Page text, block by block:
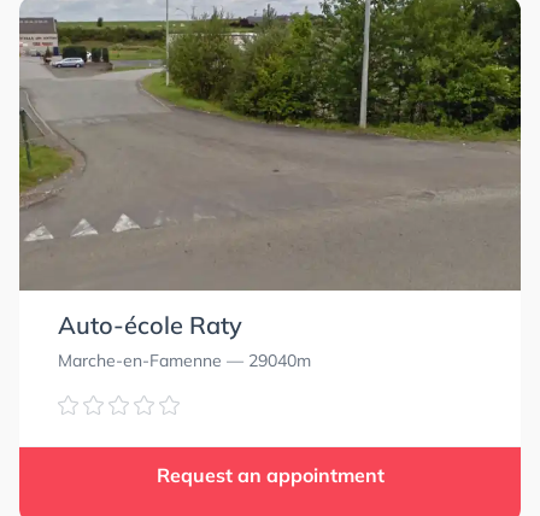
Auto-école Raty
Marche-en-Famenne — 29040m
Request an appointment